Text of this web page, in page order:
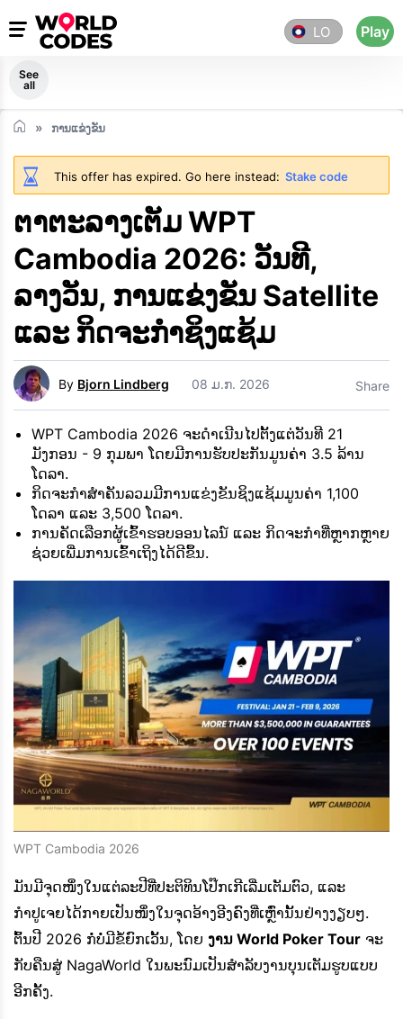
LO Play
See
all
ການແຂ່ງຂັນ
This offer has expired. Go here instead: Stake code
ຕາຕະລາງເຕັມ WPT
Cambodia 2026: ວັນທີ,
ລາງວັນ, ການແຂ່ງຂັນ Satellite
ແລະ ກິດຈະກຳຊິງແຊ້ມ
By Bjorn Lindberg 08 ມ.ກ. 2026 Share
WPT Cambodia 2026 ຈະດຳເນີນໄປຕັ້ງແຕ່ວັນທີ 21
ມັງກອນ - 9 ກຸມພາ ໂດຍມີການຮັບປະກັນມູນຄ່າ 3.5 ລ້ານ
ໂດລາ.
ກິດຈະກຳສຳຄັນລວມມີການແຂ່ງຂັນຊິງແຊ້ມມູນຄ່າ 1,100
ໂດລາ ແລະ 3,500 ໂດລາ.
ການຄັດເລືອກຜູ້ເຂົ້າຮອບອອນໄລນ໌ ແລະ ກິດຈະກຳທີ່ຫຼາກຫຼາຍ
ຊ່ວຍເພີ່ມການເຂົ້າເຖິງໄດ້ດີຂຶ້ນ.
WPT Cambodia 2026
ມັນມີຈຸດໜຶ່ງໃນແຕ່ລະປີທີ່ປະຕິທິນໂປ໊ກເກີເລີ່ມເຕັມຕົວ, ແລະ
ກຳປູເຈຍໄດ້ກາຍເປັນໜຶ່ງໃນຈຸດອ້າງອີງຄົງທີ່ເຫຼົ່ານັ້ນຢ່າງງຽບໆ.
ຕົ້ນປີ 2026 ກໍ່ບໍ່ມີຂໍ້ຍົກເວັ້ນ, ໂດຍ ງານ World Poker Tour ຈະ
ກັບຄືນສູ່ NagaWorld ໃນພະນົມເປັນສຳລັບງານບຸນເຕັມຮູບແບບ
ອີກຄັ້ງ.